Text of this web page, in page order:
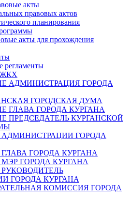
акты
правовых актов
планирования
акты для прохождения
регламенты
ЖКХ
АДМИНИСТРАЦИЯ ГОРОДА
ГОРОДСКАЯ ДУМА
ГЛАВА ГОРОДА КУРГАНА
ПРЕДСЕДАТЕЛЬ КУРГАНСКОЙ
ГОРОДА
ГОРОДА КУРГАНА
ГОРОДА КУРГАНА
ГОРОДА КУРГАНА
КОМИССИЯ ГОРОДА